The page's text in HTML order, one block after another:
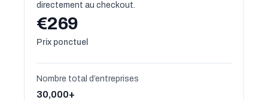
directement au checkout.
€269
Prix ponctuel
Nombre total d’entreprises
30,000+